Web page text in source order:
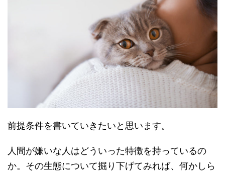
前提条件を書いていきたいと思います。
人間が嫌いな人はどういった特徴を持っているの
か。その生態について掘り下げてみれば、何かしら